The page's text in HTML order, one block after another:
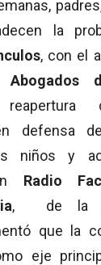
la
, con el
defensa
niños y
Radio
, de la
que la
eje